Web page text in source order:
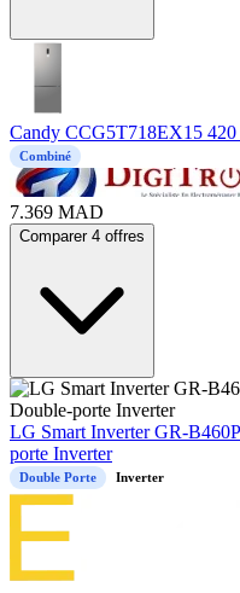
Candy CCG5T718EX15
Combiné
7.369 MAD
Comparer 4 offres
LG Smart Inverter GR-
porte Inverter
Double Porte Inverter